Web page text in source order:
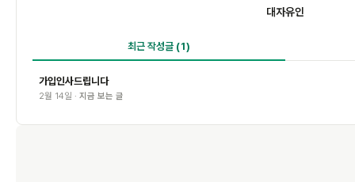
대자유인
최근 작성글 (1)
가입인사드립니다
2월 14일 · 지금 보는 글